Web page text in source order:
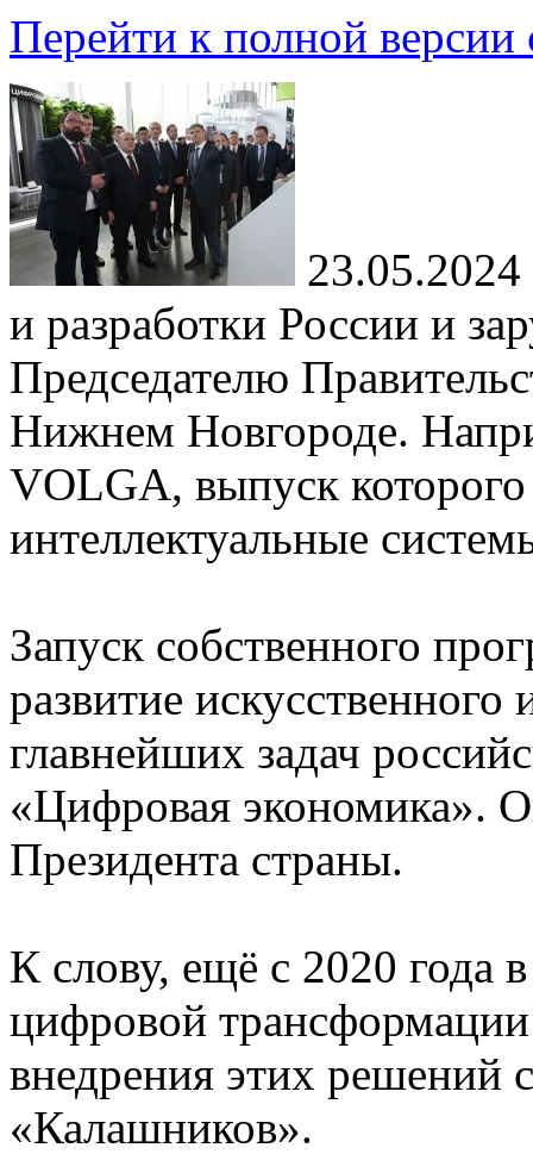
Перейти к полной версии
23.05.2024
и разработки России и
Председателю
Нижнем Новгороде.
VOLGA, выпуск
интеллектуальные
Запуск собственного
развитие искусственного
главнейших задач
«Цифровая экономика».
Президента страны.
К слову, ещё с 2020 года
цифровой
внедрения этих решений
«Калашников».